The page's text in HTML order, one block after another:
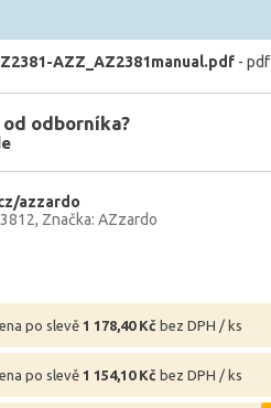
AZZ_AZ2381manual.pdf - pdf
odborníka?
azzardo
Značka: AZzardo
po slevě 1 178,40 Kč bez DPH / ks
po slevě 1 154,10 Kč bez DPH / ks